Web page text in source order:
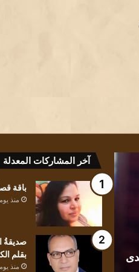
صديقةُ
الشَّمْسِ
الصَّغيرةقِصَّةٌ
لِلْأَطْفَالِ../
الكاتب
رضا
يونسمنذ يومين
صديقةُ الشَّمْسِ
آخر المشاركات المعدلة
باقة
منذ
صديقةُ
بقلم
منذ